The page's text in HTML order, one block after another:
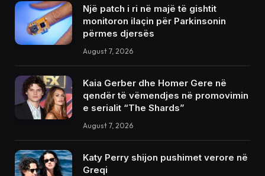
Një patch i ri në majë të gishtit
monitoron ilaçin për Parkinsonin
përmes djersës
August 7, 2026
Kaia Gerber dhe Homer Gere në
qendër të vëmendjes në promovimin
e serialit “The Shards”
August 7, 2026
Katy Perry shijon pushimet verore në
Greqi